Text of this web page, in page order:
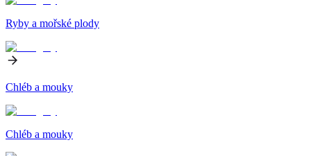
Ryby a mořské plody
Chléb a mouky
Chléb a mouky